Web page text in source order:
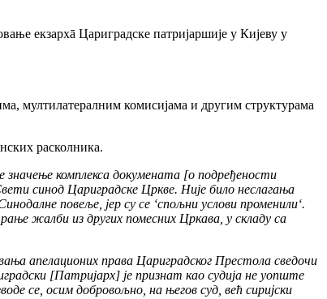
екзархā Цариградске патријаршије у Кијеву у
мултилатералним комисијама и другим структурама
расколника.
комплекса докумената [o подређености
синод Цариградске Цркве. Није било неслагања
повеље, јер су се ‘спољни услови променили‘.
жалби из других помесних Цркава, у складу са
апелационих права Цариградског Престола сведочи
[Патријарх] је признат као судија не уопште
се, осим добровољно, на његов суд, већ сиријски